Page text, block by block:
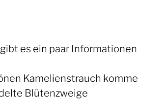
es ein paar Informationen
Kamelienstrauch komme
Blütenzweige